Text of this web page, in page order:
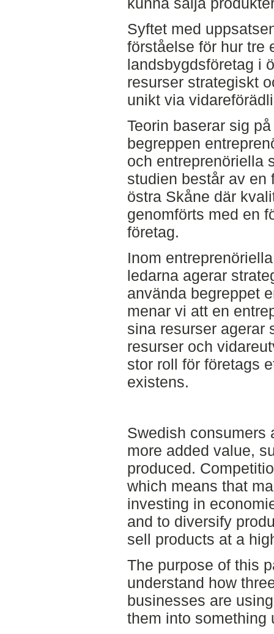
Syftet med
förståelse för hur tre
landsbygdsföretag i
resurser strategiskt
unikt via
Teorin baserar sig
begreppen
och entreprenöriella
studien består av en
östra Skåne där
genomförts med en
företag.
Inom
ledarna agerar
använda begreppet
menar vi att en
sina resurser agerar
resurser och
stor roll för företags
existens.
Swedish consumers
more added value,
produced.
which means that
investing in
and to diversify
sell products at a
The purpose of this
understand how
businesses are
them into something